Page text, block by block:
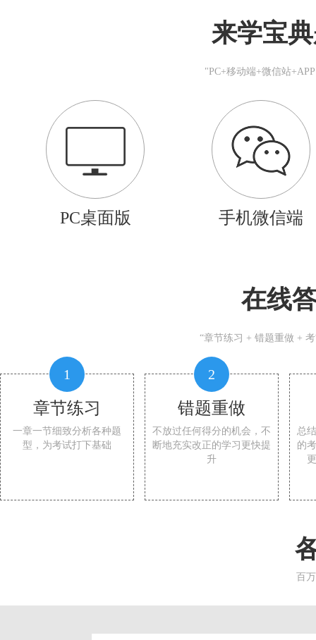
来学宝
"PC+移动端+微信站
PC桌面版 手机微信端
在线
“章节练习 + 错题重做 +
1
章节练习
一章一节细致分析各种题
型，为考试打下基础
2
错题重做
不放过任何得分的机会，不
断地充实改正的学习更快提
升
总
的
百